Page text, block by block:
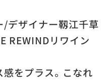
/デザイナー靱江千草
REWINDリワイン
をプラス。こなれ